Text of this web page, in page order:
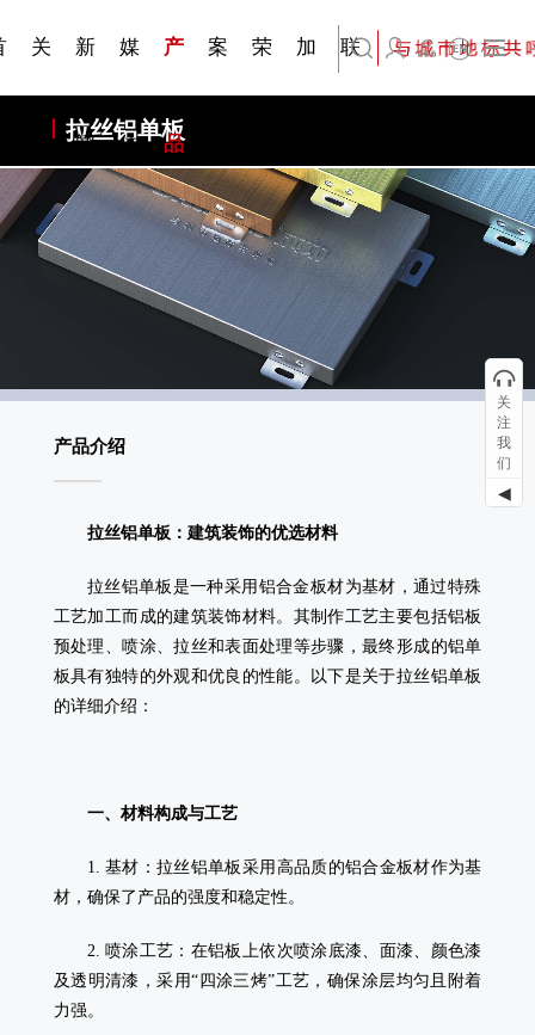
关
新
闻
媒
体
产
品
案 荣
加
常见问题FAQ
联
English
拉丝铝单板
产品介绍
拉丝铝单板：建筑装饰的优选材料
拉丝铝单板是一种采用铝合金板材为基材，通过特殊
工艺加工而成的建筑装饰材料。其制作工艺主要包括铝板
预处理、喷涂、拉丝和表面处理等步骤，最终形成的铝单
板具有独特的外观和优良的性能。以下是关于拉丝铝单板
的详细介绍：
一、材料构成与工艺
1. 基材：拉丝铝单板采用高品质的铝合金板材作为基
材，确保了产品的强度和稳定性。
2. 喷涂工艺：在铝板上依次喷涂底漆、面漆、颜色漆
及透明清漆，采用“四涂三烤”工艺，确保涂层均匀且附着
力强。
关
注
我
们
◀